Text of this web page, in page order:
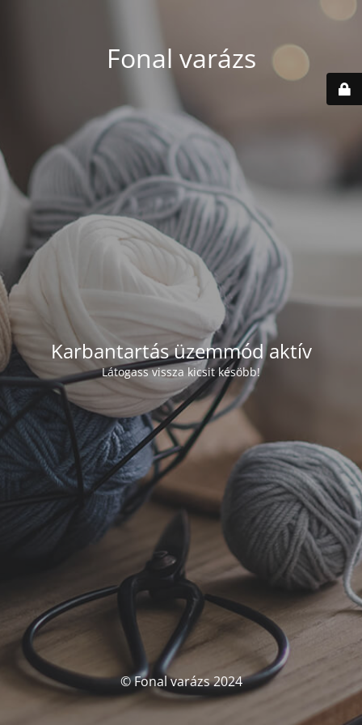
Fonal varázs
Karbantartás üzemmód aktív
Látogass vissza kicsit késöbb!
© Fonal varázs 2024